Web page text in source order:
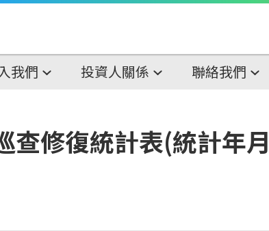
我們 投資人關係 聯絡我們
查修復統計表(統計年